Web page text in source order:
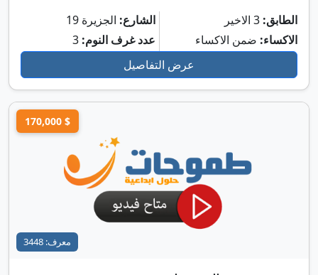
الشارع: الجزيرة 19
عدد غرف النوم: 3
الطابق:
الاكساء: ضمن الاكساء
عرض التفاصيل
170,000 $
معرف: 3448